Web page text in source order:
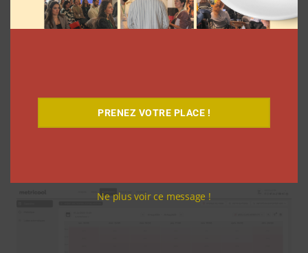
vous aider à évaluer leur efficacité et à prendre des
créneaux de publication où votre audience est la
plus active. Vous maintenez ainsi une présence
PRENEZ VOTRE PLACE !
Ne plus voir ce message !